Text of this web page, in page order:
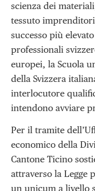
scienza dei
tessuto
successo più
professionali
europei, la Scuola
della Svizzera
interlocutore
intendono avviare
Per il tramite
economico della
Cantone Ticino
attraverso la Legge
un unicum a livello